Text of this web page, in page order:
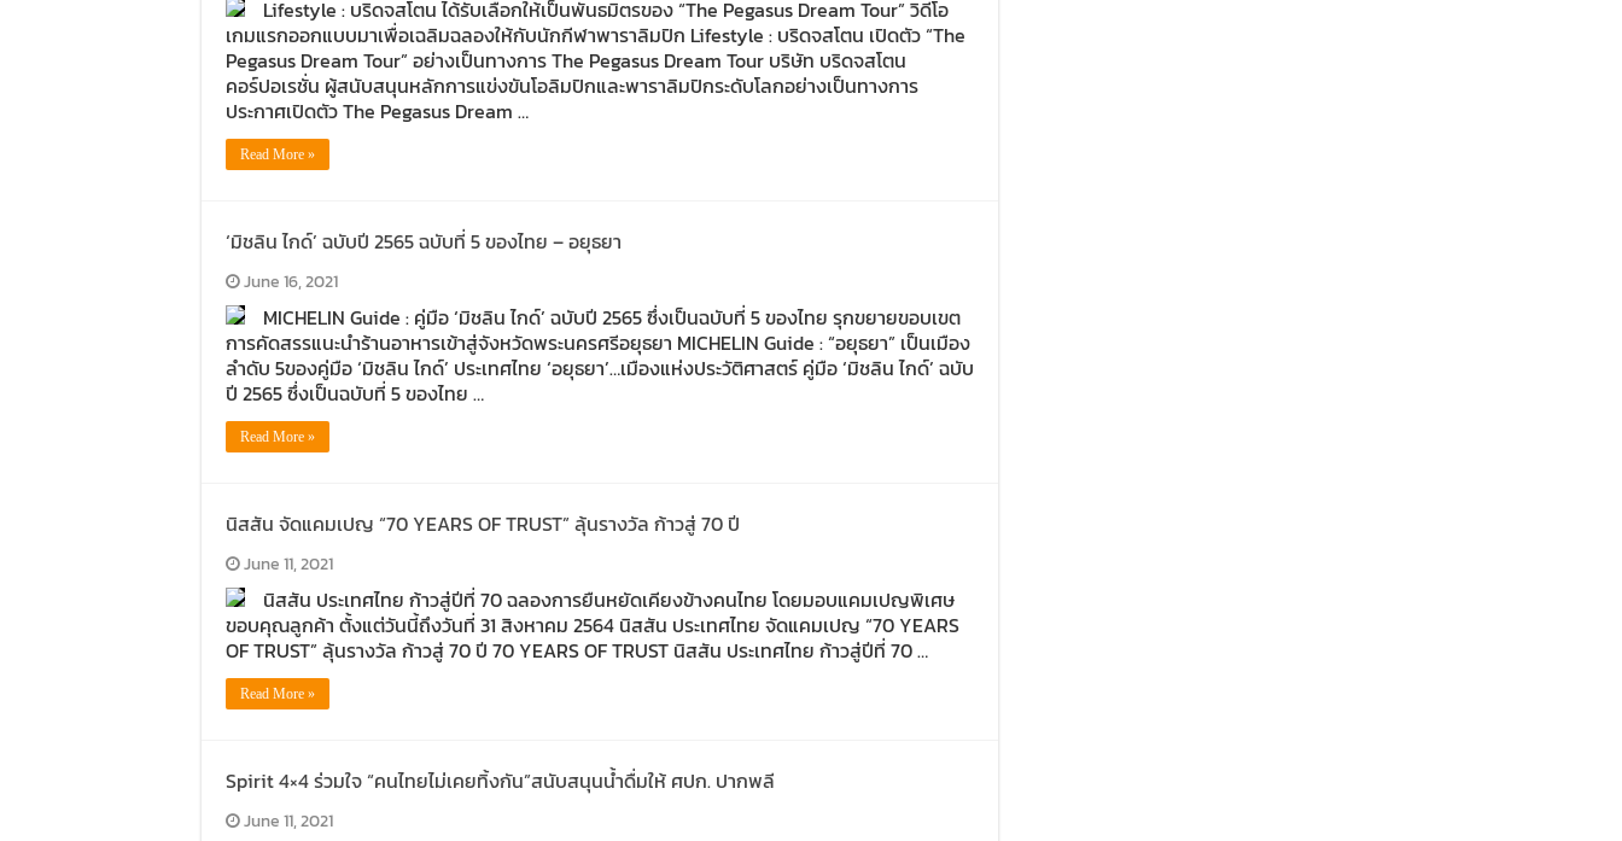
Lifestyle : บริดจสโตน ได้รับเลือกให้เป็นพันธมิตรของ “The Pegasus Dream Tour” วิดีโอ
เกมแรกออกแบบมาเพื่อเฉลิมฉลองให้กับนักกีฬาพาราลิมปิก Lifestyle : บริดจสโตน เปิดตัว “The
Pegasus Dream Tour” อย่างเป็นทางการ The Pegasus Dream Tour บริษัท บริดจสโตน
คอร์ปอเรชั่น ผู้สนับสนุนหลักการแข่งขันโอลิมปิกและพาราลิมปิกระดับโลกอย่างเป็นทางการ
ประกาศเปิดตัว The Pegasus Dream …
Read More »
‘มิชลิน ไกด์’ ฉบับปี 2565 ฉบับที่ 5 ของไทย – อยุธยา
June 16, 2021
MICHELIN Guide : คู่มือ ‘มิชลิน ไกด์’ ฉบับปี 2565 ซึ่งเป็นฉบับที่ 5 ของไทย รุกขยายขอบเขต
การคัดสรรแนะนำร้านอาหารเข้าสู่จังหวัดพระนครศรีอยุธยา MICHELIN Guide : “อยุธยา” เป็นเมือง
ลำดับ 5ของคู่มือ ‘มิชลิน ไกด์’ ประเทศไทย ‘อยุธยา’…เมืองแห่งประวัติศาสตร์ คู่มือ ‘มิชลิน ไกด์’ ฉบับ
ปี 2565 ซึ่งเป็นฉบับที่ 5 ของไทย …
Read More »
นิสสัน จัดแคมเปญ “70 YEARS OF TRUST” ลุ้นรางวัล ก้าวสู่ 70 ปี
June 11, 2021
นิสสัน ประเทศไทย ก้าวสู่ปีที่ 70 ฉลองการยืนหยัดเคียงข้างคนไทย โดยมอบแคมเปญพิเศษ
ขอบคุณลูกค้า ตั้งแต่วันนี้ถึงวันที่ 31 สิงหาคม 2564 นิสสัน ประเทศไทย จัดแคมเปญ “70 YEARS
OF TRUST” ลุ้นรางวัล ก้าวสู่ 70 ปี 70 YEARS OF TRUST นิสสัน ประเทศไทย ก้าวสู่ปีที่ 70 …
Read More »
Spirit 4×4 ร่วมใจ “คนไทยไม่เคยทิ้งกัน”สนับสนุนน้ำดื่มให้ ศปก. ปากพลี
June 11, 2021